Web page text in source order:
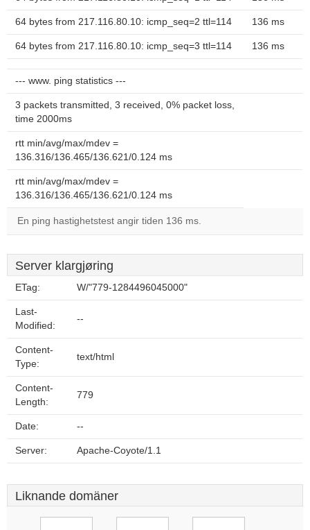
64 bytes from 217.116.80.10: icmp_seq=2 ttl=114 136 ms
64 bytes from 217.116.80.10: icmp_seq=3 ttl=114 136 ms
--- www. ping statistics ---
3 packets transmitted, 3 received, 0% packet loss,
time 2000ms
rtt min/avg/max/mdev =
136.316/136.465/136.621/0.124 ms
rtt min/avg/max/mdev =
136.316/136.465/136.621/0.124 ms
En ping hastighetstest angir tiden 136 ms.
Server klargjøring
ETag: W/"779-1284496045000"
Last-
Modified:
--
Content-
Type:
text/html
Content-
Length:
779
Date: --
Server: Apache-Coyote/1.1
Liknande domäner